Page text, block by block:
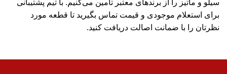
سیلو و ماتیز را از برندهای معتبر تأمین می‌کنیم. با تیم پشتیبانی
برای استعلام موجودی و قیمت تماس بگیرید تا قطعه مورد
نظرتان را با ضمانت اصالت دریافت کنید.